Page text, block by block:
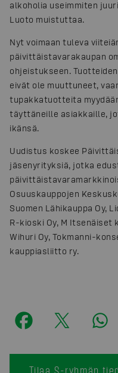
alkoholia useimmiten
Luoto muistuttaa.
Nyt voimaan tuleva
päivittäistavarakaupan
ohjeistukseen.
eivät ole muuttuneet,
tupakkatuotteita
täyttäneille asiakkaille,
ikänsä.
Uudistus koskee
jäsenyrityksiä, jotka
Osuuskauppojen
Suomen Lähikauppa Oy,
R-kioski Oy, M Itsenäiset
Wihuri Oy, Tokmanni-
kauppiasliitto ry.
Tilaa S-ryhmän